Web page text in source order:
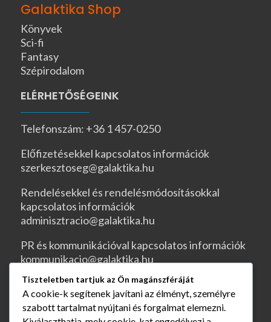
Galaktika Shop
Könyvek
Sci-fi
Fantasy
Szépirodalom
ELÉRHETŐSÉGEINK
Telefonszám: +36 1 457-0250
Előfizetésekkel kapcsolatos információk
szerkesztoseg@galaktika.hu
Rendelésekkel és rendelésmódosításokkal
kapcsolatos információk
adminisztracio@galaktika.hu
PR és kommunikációval kapcsolatos információk
kommunikacio@galaktika.hu
JOGI OLDALAK
ÁSZF
Tiszteletben tartjuk az Ön magánszféráját
A cookie-k segítenek javítani az élményt, személyre
szabott tartalmat nyújtani és forgalmat elemezni.